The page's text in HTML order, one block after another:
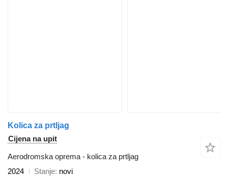
Kolica za prtljag
Cijena na upit
Aerodromska oprema - kolica za prtljag
2024
Stanje novi